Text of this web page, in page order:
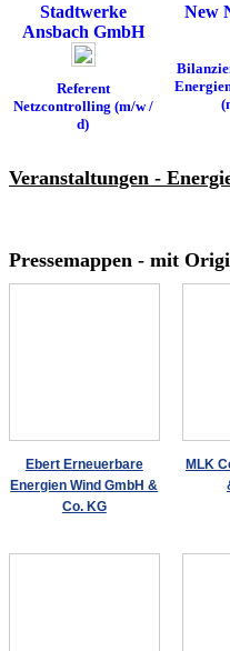
Stadtwerke
Ansbach GmbH
Referent
Netzcontrolling (m/w /
d)
New
Veranstaltungen -
Pressemappen - mit
Ebert Erneuerbare
Energien Wind GmbH &
Co. KG
MLK